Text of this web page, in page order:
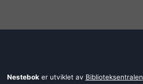
Nesteboker utviklet av Biblioteksentralen